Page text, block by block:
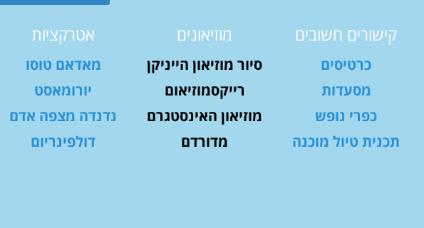
קישורים חשובים
כרטיסים
מסעדות
כפרי נופש
תכנית טיול מוכנה
מוזיאונים
סיור מוזיאון הייניקן
רייקסמוזיאום
מוזיאון האינסטגרם
מדורדם
אטרקציות
מאדאם טוסו
יורומאסט
נדנדה מצפה אדם
דולפינריום